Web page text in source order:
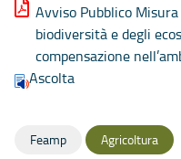
Avviso Pubblico
biodiversità e degli
compensazione
Ascolta
Feamp Agricoltura